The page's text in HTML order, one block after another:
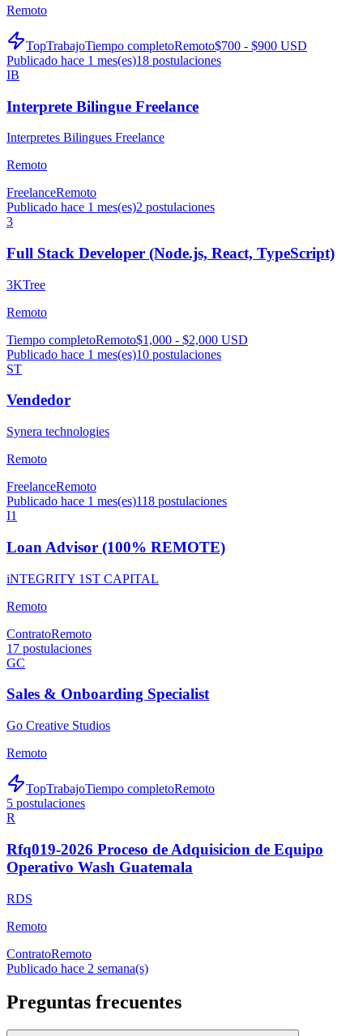
Remoto
TopTrabajoTiempo completoRemoto$700 - $900 USD
Publicado hace 1 mes(es)18 postulaciones
IB
Interprete Bilingue Freelance
Interpretes Bilingues Freelance
Remoto
FreelanceRemoto
Publicado hace 1 mes(es)2 postulaciones
3
Full Stack Developer (Node.js, React, TypeScript)
3KTree
Remoto
Tiempo completoRemoto$1,000 - $2,000 USD
Publicado hace 1 mes(es)10 postulaciones
ST
Vendedor
Synera technologies
Remoto
FreelanceRemoto
Publicado hace 1 mes(es)118 postulaciones
I1
Loan Advisor (100% REMOTE)
iNTEGRITY 1ST CAPITAL
Remoto
ContratoRemoto
17 postulaciones
GC
Sales & Onboarding Specialist
Go Creative Studios
Remoto
TopTrabajoTiempo completoRemoto
5 postulaciones
R
Rfq019-2026 Proceso de Adquisicion de Equipo
Operativo Wash Guatemala
RDS
Remoto
ContratoRemoto
Publicado hace 2 semana(s)
Preguntas frecuentes